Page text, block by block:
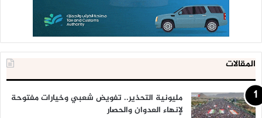
المقالات
مليونية التحذير.. تفويض شعبي وخيارات مفتوحة
لإنهاء العدوان والحصار